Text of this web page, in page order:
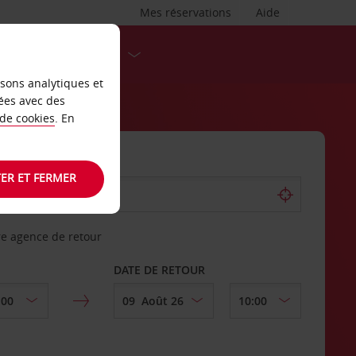
Aide
Mes réservations
agence de retour
DATE DE RETOUR
analytiques et
avec des
cookies. En
ET FERMER